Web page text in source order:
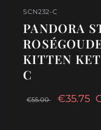
SCN232-C
PANDORA
KITTEN
C
€55.00 €35.75